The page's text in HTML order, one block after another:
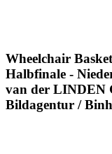
Wheelchair
Halbfinale -
van der LINDEN
Bildagentur /